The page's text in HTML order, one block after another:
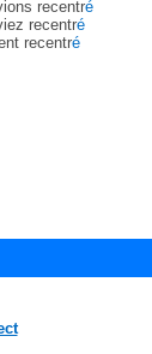
recentré
recentré
recentré